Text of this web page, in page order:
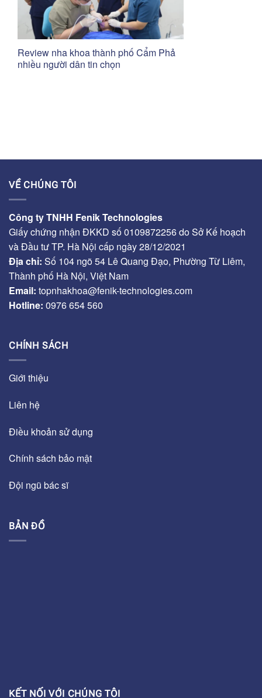
Review nha khoa thành phố Cẩm Phả
nhiều người dân tin chọn
VỀ CHÚNG TÔI
Công ty TNHH Fenik Technologies
Giấy chứng nhận ĐKKD số 0109872256 do Sở Kế hoạch
và Đầu tư TP. Hà Nội cấp ngày 28/12/2021
Địa chỉ: Số 104 ngõ 54 Lê Quang Đạo, Phường Từ Liêm,
Thành phố Hà Nội, Việt Nam
Email: topnhakhoa@fenik-technologies.com
Hotline: 0976 654 560
CHÍNH SÁCH
Giới thiệu
Liên hệ
Điều khoản sử dụng
Chính sách bảo mật
Đội ngũ bác sĩ
BẢN ĐỒ
KẾT NỐI VỚI CHÚNG TÔI